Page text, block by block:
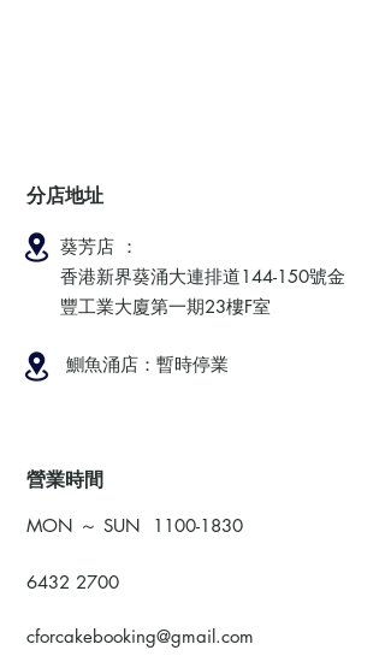
分店地址
葵芳店 ：
香港新界葵涌大連排道144-150號金
豐工業大廈第一期23樓F室
鰂魚涌店：暫時停業
​營業時間
MON ～ SUN 1100-1830
6432 2700
cforcakebooking@gmail.com